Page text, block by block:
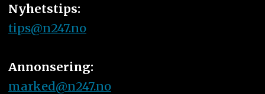
Nyhetstips:
tips@n247.no
Annonsering:
marked@n247.no